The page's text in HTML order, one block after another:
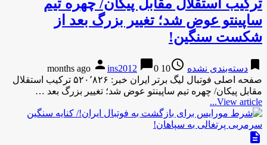
ترکیب استقلال مقابل پیکان/ چهره تیم
ساپینتو عوض شد؛ تغییر بزرگ بعد از
شکست سنگین!
bookmark دسته‌بندی نشده access_time
10 months ago
person ins2012 chat_bubble0
صفحه اصلی فوتبال لیگ برتر ایران خبر: ۵۲۰٬۸۲۶ ترکیب استقلال
مقابل پیکان/ چهره تیم ساپینتو عوض شد؛ تغییر بزرگ بعد …
View article...
description